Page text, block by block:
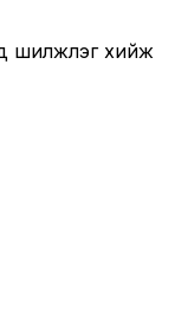
шилжүүлэг хийж